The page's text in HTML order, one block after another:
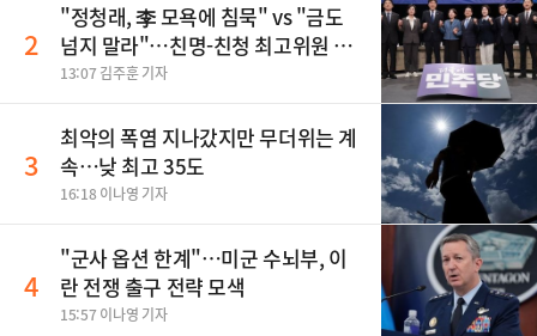
2
"정청래, 李 모욕에 침묵" vs "금도
넘지 말라"…친명-친청 최고위원 후
보, 제주서 격돌
13:07 김주훈 기자
3
최악의 폭염 지나갔지만 무더위는 계
속…낮 최고 35도
16:18 이나영 기자
4
"군사 옵션 한계"…미군 수뇌부, 이
란 전쟁 출구 전략 모색
15:57 이나영 기자